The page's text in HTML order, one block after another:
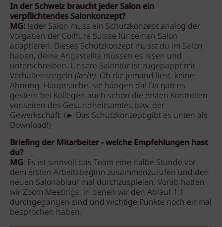
In der Schweiz braucht jeder Salon ein
verpflichtendes Salonkonzept?
MG:Jeder Salon muss ein Schutzkonzept analog der
Vorgaben der Coiffure Suisse für seinen Salon
adaptieren. Dieses Schutzkonzept musst du im Salon
haben, deine Angestellte müssen es lesen und
unterschreiben. Unsere Salontür ist zugepappt mit
Verhaltensregeln (lacht). Ob die jemand liest, keine
Ahnung. Hauptsache, sie hängen da! Da gab es
gestern bei Kollegen auch schon die ersten Kontrollen
vonseiten des Gesundheitsamtes bzw. der
Gewerkschaft. (► Das Schutzkonzept gibt es unten als
Download!)
Briefing der Mitarbeiter - welche Empfehlungen hast
du?
MG: Es ist sinnvoll das Team eine halbe Stunde vor
dem ersten Arbeitsbeginn zusammenzurufen und den
neuen Salonablauf mal durchzuspielen. Vorab hatten
wir Zoom Meetings, in denen wir den Ablauf 1:1
durchgegangen sind und wichtige Punkte noch einmal
besprochen haben.